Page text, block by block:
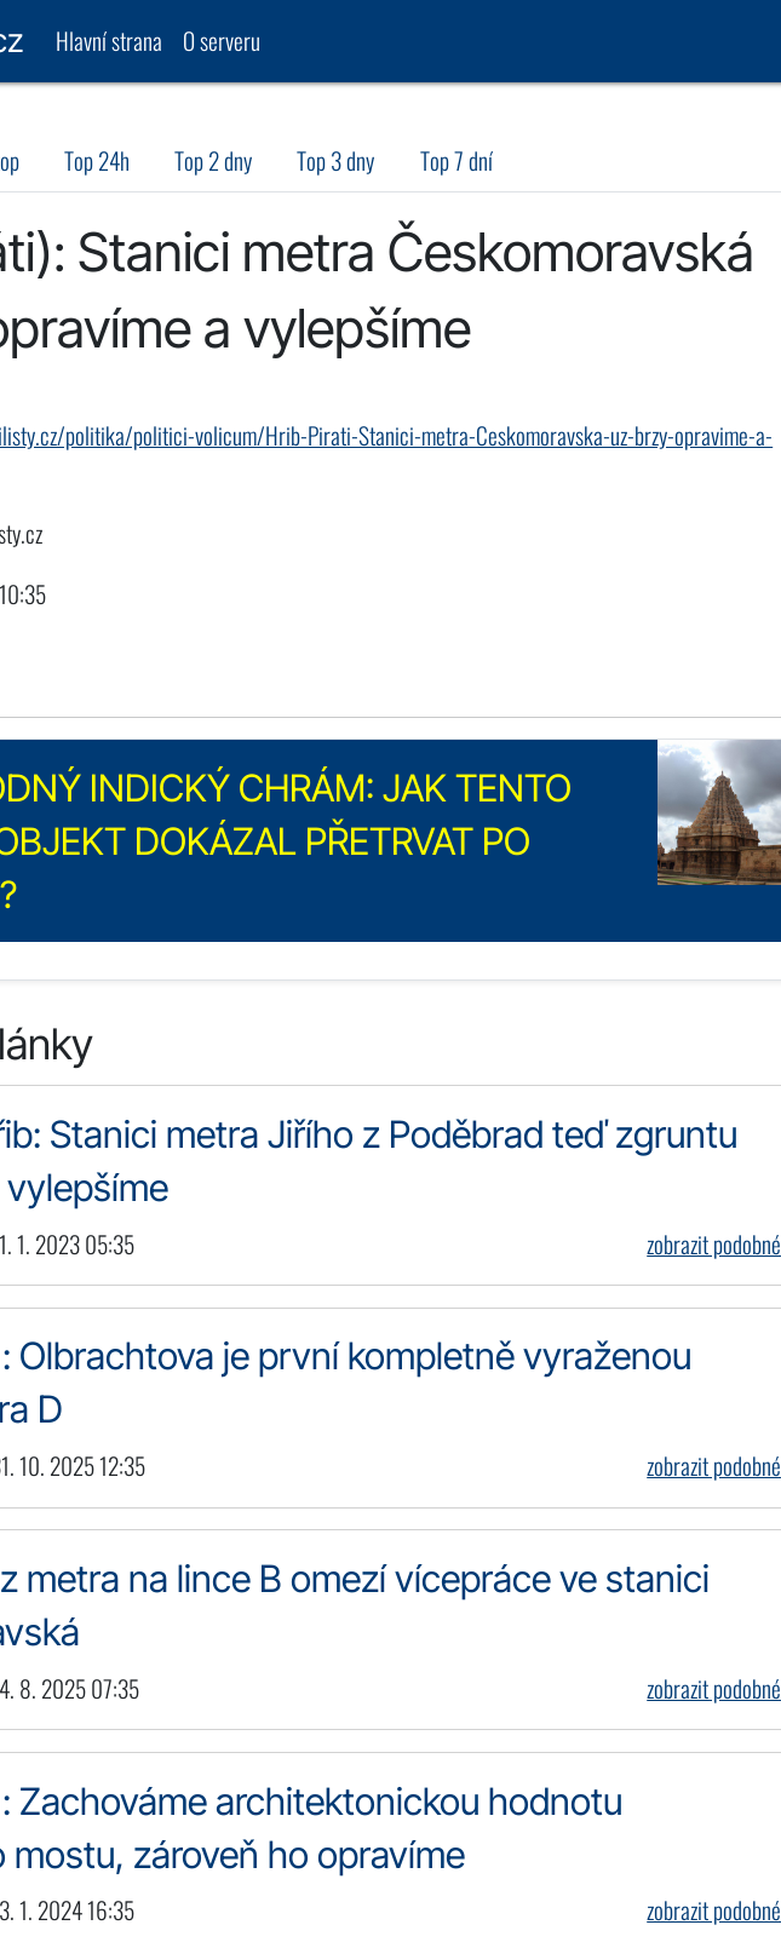
Hlavní strana O serveru
Top 24h Top 2 dny Top 3 dny Top 7 dní
Stanici metra Českomoravská
a vylepšíme
politika/politici-volicum/Hrib-Pirati-Stanici-metra-Ceskomoravska-uz-brzy-opravime-a-
10:35
INDICKÝ CHRÁM: JAK TENTO
DOKÁZAL PŘETRVAT PO
Stanici metra Jiřího z Poděbrad teď zgruntu
1. 2023 05:35 zobrazit podobné
Olbrachtova je první kompletně vyraženou
D
10. 2025 12:35 zobrazit podobné
metra na lince B omezí vícepráce ve stanici
8. 2025 07:35 zobrazit podobné
Zachováme architektonickou hodnotu
mostu, zároveň ho opravíme
1. 2024 16:35 zobrazit podobné